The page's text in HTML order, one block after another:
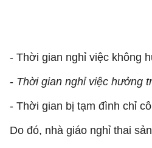
- Thời gian nghỉ việc không
- Thời gian nghỉ việc hưởng
- Thời gian bị tạm đình chỉ
Do đó, nhà giáo nghỉ thai